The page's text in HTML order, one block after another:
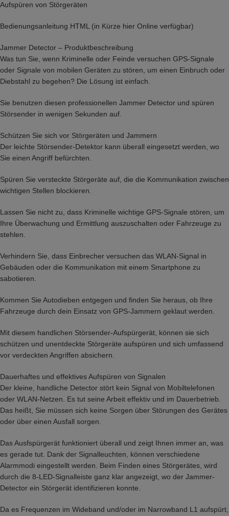
Aufspüren von Störgeräten
Bedienungsanleitung HTML (in Kürze hier Online verfügbar)
Jammer Detector – Produktbeschreibung
Was tun Sie, wenn Kriminelle oder Feinde versuchen GPS-Signale
oder Signale von mobilen Geräten zu stören, um einen Einbruch oder
Diebstahl zu begehen? Die Lösung ist einfach.
Sie benutzen diesen professionellen Jammer Detector und spüren
Störsender in wenigen Sekunden auf.
Schützen Sie sich vor Störgeräten und Jammern
Der leichte Störsender-Detektor kann überall eingesetzt werden, wo
Sie einen Angriff befürchten.
Spüren Sie versteckte Störgeräte auf, die die Kommunikation zwischen
wichtigen Stellen blockieren.
Lassen Sie nicht zu, dass Kriminelle wichtige GPS-Signale stören, um
Ihre Überwachung und Ermittlung auszuschalten oder Fahrzeuge zu
stehlen.
Verhindern Sie, dass Einbrecher versuchen das WLAN-Signal in
Gebäuden oder die Kommunikation mit einem Smartphone zu
sabotieren.
Kommen Sie Autodieben entgegen und finden Sie heraus, ob Ihre
Fahrzeuge durch dein Einsatz von GPS-Jammern geklaut werden.
Mit diesem handlichen Störsender-Aufspürgerät, können sie sich
schützen und unentdeckte Störgeräte aufspüren und sich umfassend
vor verdeckten Angriffen absichern.
Dauerhaftes und effektives Aufspüren von Signalen
Der kleine, handliche Detector stört kein Signal von Mobiltelefonen
oder WLAN-Netzen. Es tut seine Arbeit effektiv und im Dauerbetrieb.
Das heißt, Sie müssen sich keine Sorgen über Störungen des Gerätes
oder über einen Ausfall sorgen.
Das Ausfspürgerät funktioniert überall und zeigt Ihnen immer an, was
es gerade tut. Dank der Signalleuchten, können verschiedene
Alarmmodi eingestellt werden. Beim Finden eines Störgerätes, wird
durch die 8-LED-Signalleiste ganz klar angezeigt, wo der Jammer-
Detector ein Störgerät identifizieren konnte.
Da es Frequenzen im Wideband und/oder im Narrowband L1 aufspürt,